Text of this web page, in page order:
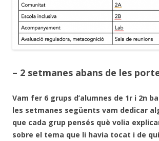
– 2 setmanes abans de les
Vam fer 6 grups d’alumnes de 1r i 2n
les setmanes següents vam dedicar
que cada grup pensés què volia
sobre el tema que li havia tocat i de